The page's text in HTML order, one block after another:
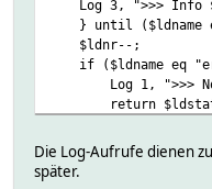
Log 3, ">>> Info
} until ($ldname
$ldnr--;
if ($ldname eq
Log 1, ">>> No
return
$ldstatus =
Log 1, ">>>
Die Log-Aufrufe dienen
später.